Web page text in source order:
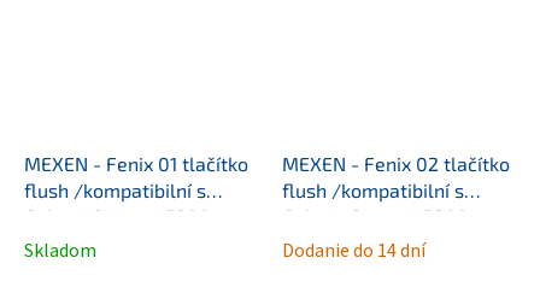
MEXEN - Fenix 01 tlačítko
flush /kompatibilní s
Geberit Sigma UP300 a
UP320, šedá 600166
Skladom
MEXEN - Fenix 02 tlačítko
flush /kompatibilní s
Geberit Sigma UP300 a
UP320, bílá matná
Dodanie do 14 dní